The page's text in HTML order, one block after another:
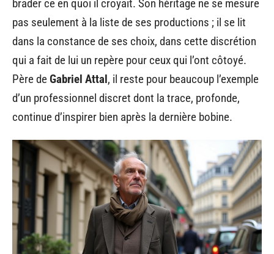
brader ce en quoi il croyait. Son héritage ne se mesure
pas seulement à la liste de ses productions ; il se lit
dans la constance de ses choix, dans cette discrétion
qui a fait de lui un repère pour ceux qui l’ont côtoyé.
Père deGabriel Attal, il reste pour beaucoup l’exemple
d’un professionnel discret dont la trace, profonde,
continue d’inspirer bien après la dernière bobine.